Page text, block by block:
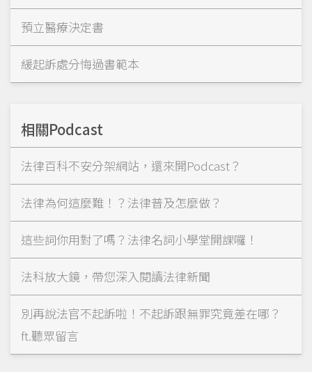
預立醫療決定書
緩起訴處分悔過書範本
相關Podcast
法律百科不安分架網站，還來開Podcast？
法律為何這麼難！？法律普及怎麼做？
這些詞你用對了嗎？法律名詞小學堂開課囉！
法科放大鏡，帶您深入閱讀法律新聞
別再說法官不起訴啦！不起訴跟無罪究竟差在哪？
ft.聽眾留言